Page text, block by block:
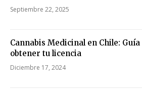
Septiembre 22, 2025
Cannabis Medicinal en Chile:
obtener tu licencia
Diciembre 17, 2024